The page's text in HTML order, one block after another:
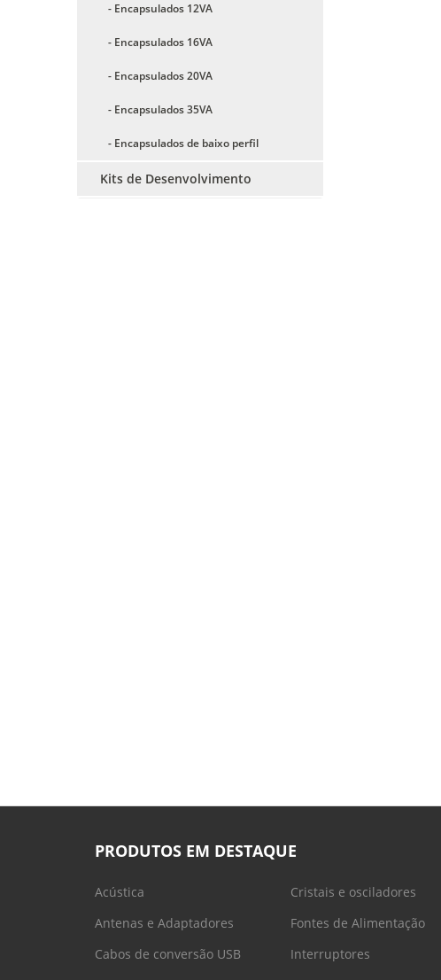
- Encapsulados 12VA
- Encapsulados 16VA
- Encapsulados 20VA
- Encapsulados 35VA
- Encapsulados de baixo perfil
Kits de Desenvolvimento
PRODUTOS EM DESTAQUE
Acústica
Antenas e Adaptadores
Cabos de conversão USB
Cristais e osciladores
Fontes de Alimentação
Interruptores